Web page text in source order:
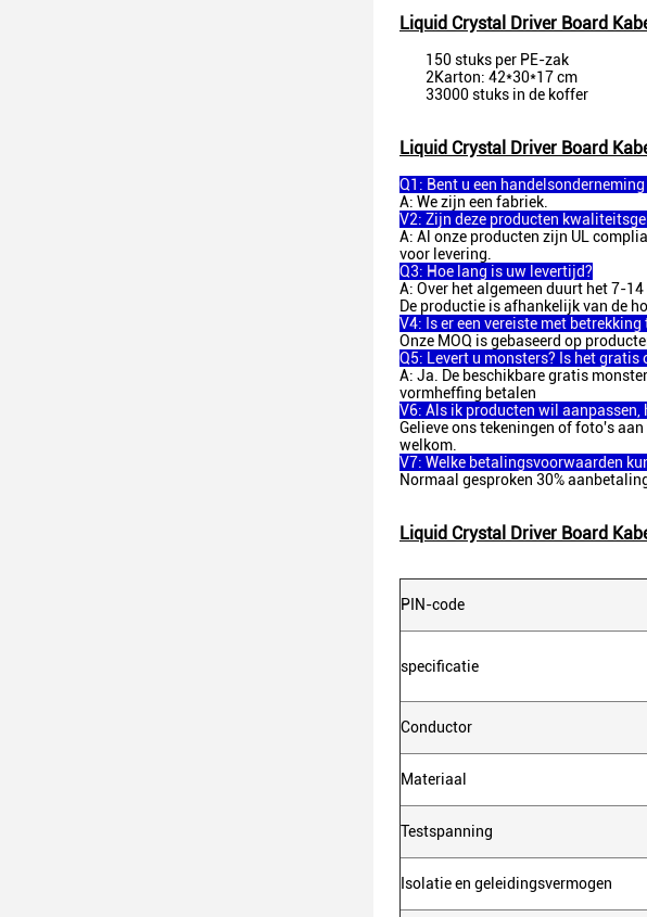
Liquid Crystal Driver Board
150 stuks per PE-zak
2Karton: 42*30*17 cm
33000 stuks in de koffer
Liquid Crystal Driver Board
Q1: Bent u een
A: We zijn een fabriek.
V2: Zijn deze producten
A: Al onze producten zijn UL
voor levering.
Q3: Hoe lang is uw levertijd?
A: Over het algemeen duurt het 7-
De productie is afhankelijk van de
V4: Is er een vereiste met betrekking
Onze MOQ is gebaseerd op
Q5: Levert u monsters? Is het gratis
A: Ja. De beschikbare gratis
vormheffing betalen
V6: Als ik producten wil aanpassen,
Gelieve ons tekeningen of foto's
welkom.
V7: Welke betalingsvoorwaarden
Normaal gesproken 30%
Liquid Crystal Driver Board
PIN-code
specificatie
Conductor
Materiaal
Testspanning
Isolatie en geleidingsvermogen